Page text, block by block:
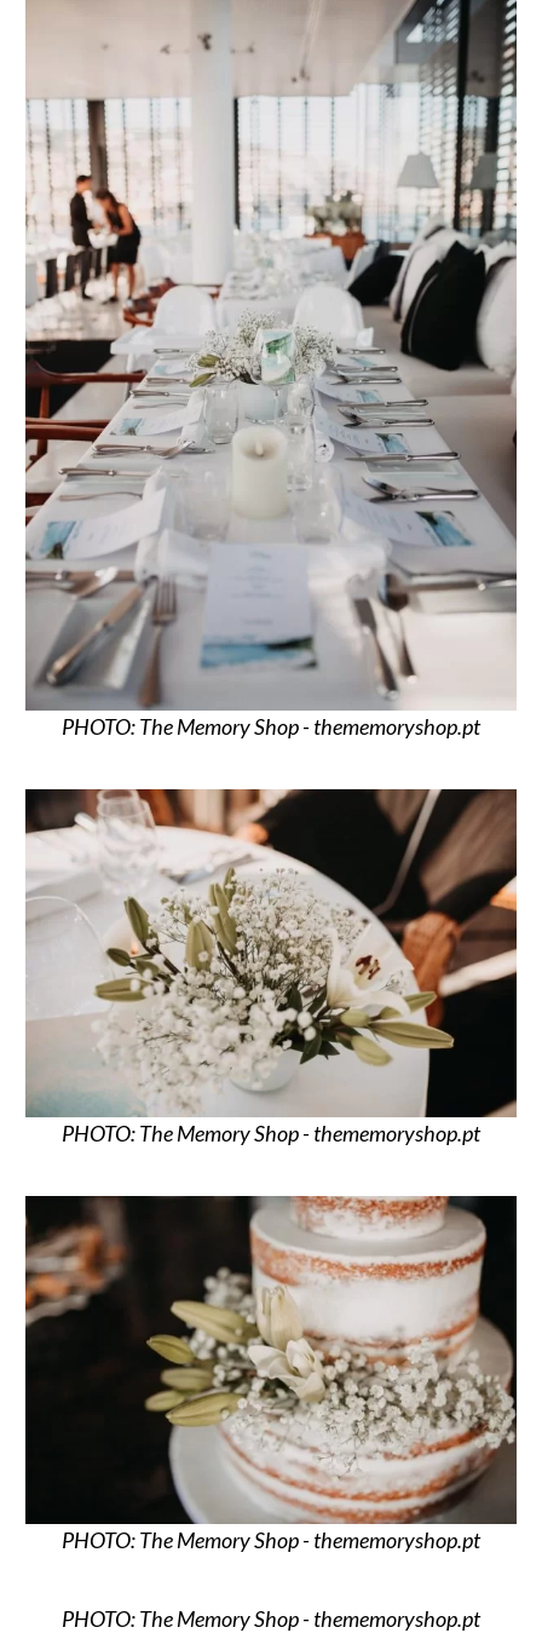
PHOTO: The Memory Shop - thememoryshop.pt
PHOTO: The Memory Shop - thememoryshop.pt
PHOTO: The Memory Shop - thememoryshop.pt
PHOTO: The Memory Shop - thememoryshop.pt